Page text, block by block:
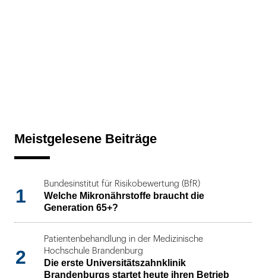
Meistgelesene Beiträge
1
Bundesinstitut für Risikobewertung (BfR)
Welche Mikronährstoffe braucht die
Generation 65+?
2
Patientenbehandlung in der Medizinische
Hochschule Brandenburg
Die erste Universitätszahnklinik
Brandenburgs startet heute ihren Betrieb